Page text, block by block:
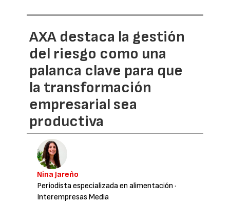
AXA destaca la gestión
del riesgo como una
palanca clave para que
la transformación
empresarial sea
productiva
Nina Jareño
Periodista especializada en alimentación ·
Interempresas Media